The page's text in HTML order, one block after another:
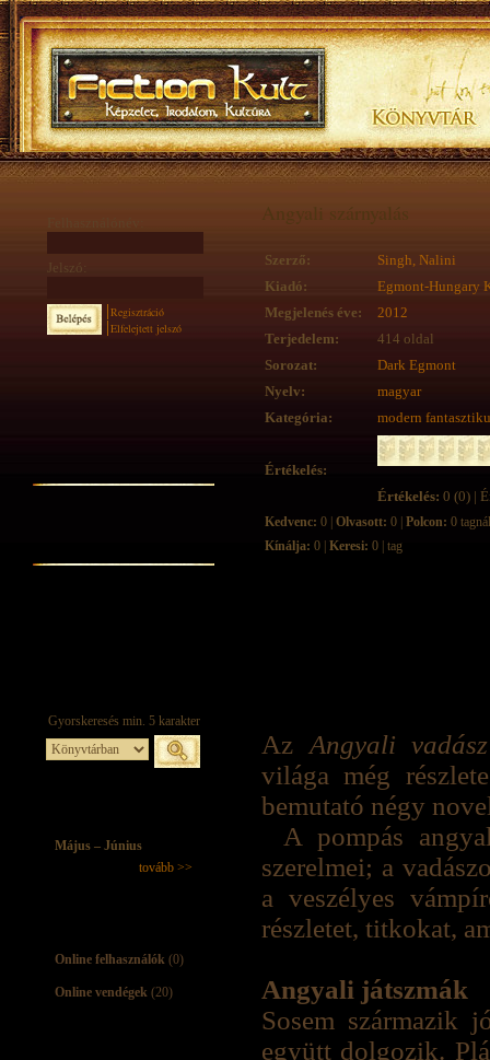
Jelszó:
Regisztráció
Elfelejtett jelszó
Május – Június
tovább >>
Online felhasználók (0)
Online vendégek (20)
Angyali szárnyalás
Szerző:
Singh, Nalini
Kiadó:
Egmont-Hungary
Megjelenés éve:
2012
Terjedelem:
414 oldal
Sorozat:
Dark Egmont
Nyelv:
magyar
Kategória:
modern
Értékelés:
Értékelés: 0 (0) |
Kedvenc: 0 | Olvasott: 0 | Polcon: 0 tagnál
Kínálja: 0 | Keresi: 0 | tag
Az Angyali vadász
világa még
bemutató négy
A pompás
szerelmei; a
a veszélyes
részletet, titkokat,
Angyali játszmák
Sosem származik
együtt dolgozik.